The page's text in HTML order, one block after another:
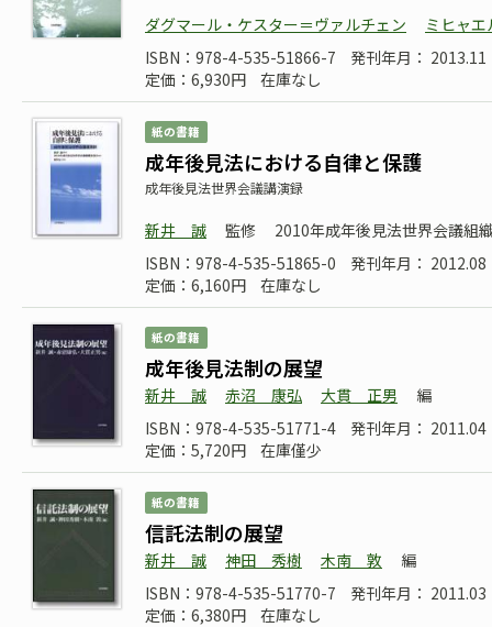
ダグマール・ケスター＝ヴァルチェン
ミヒャ
ISBN：978-4-535-51866-7
発刊年月：
定価：6,930円
在庫なし
紙の書籍
成年後見法における自律と保護
成年後見法世界会議講演録
新井 誠 監修
2010年成年後見法世界会議組
ISBN：978-4-535-51865-0
発刊年月： 2012.08
定価：6,160円
在庫なし
紙の書籍
成年後見法制の展望
新井 誠 赤沼 康弘 大貫 正男
編
ISBN：978-4-535-51771-4
発刊年月： 2011.04
定価：5,720円
在庫僅少
紙の書籍
信託法制の展望
新井 誠 神田 秀樹 木南 敦
編
ISBN：978-4-535-51770-7
発刊年月： 2011.03
定価：6,380円
在庫なし